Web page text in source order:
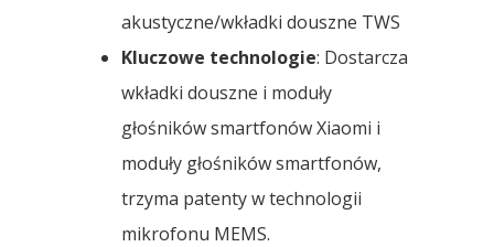
akustyczne/wkładki douszne TWS
Kluczowe technologie: Dostarcza
wkładki douszne i moduły
głośników smartfonów Xiaomi i
moduły głośników smartfonów,
trzyma patenty w technologii
mikrofonu MEMS.